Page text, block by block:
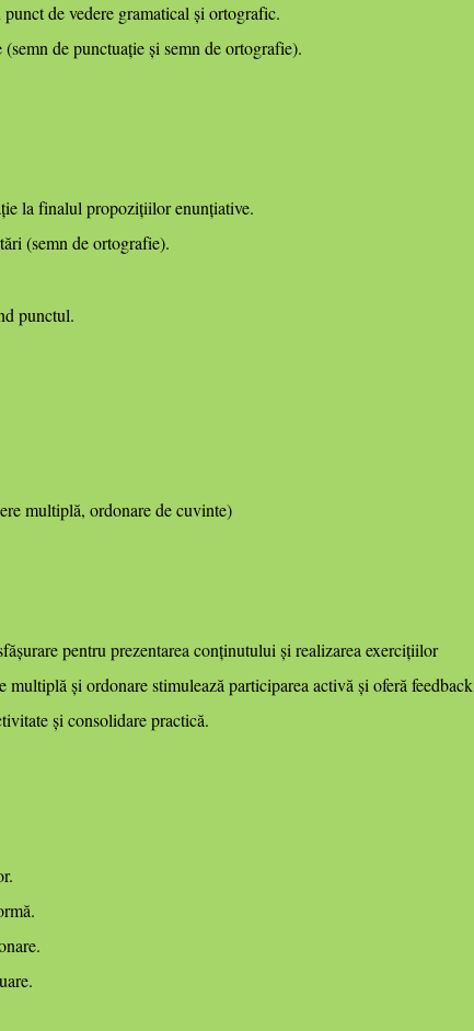
de vedere gramatical și ortografic.
de punctuație și semn de ortografie).
la finalul propozițiilor enunțiative.
(semn de ortografie).
punctul.
multiplă, ordonare de cuvinte)
pentru prezentarea conținutului și realizarea exercițiilor
și ordonare stimulează participarea activă și oferă feedback
și consolidare practică.